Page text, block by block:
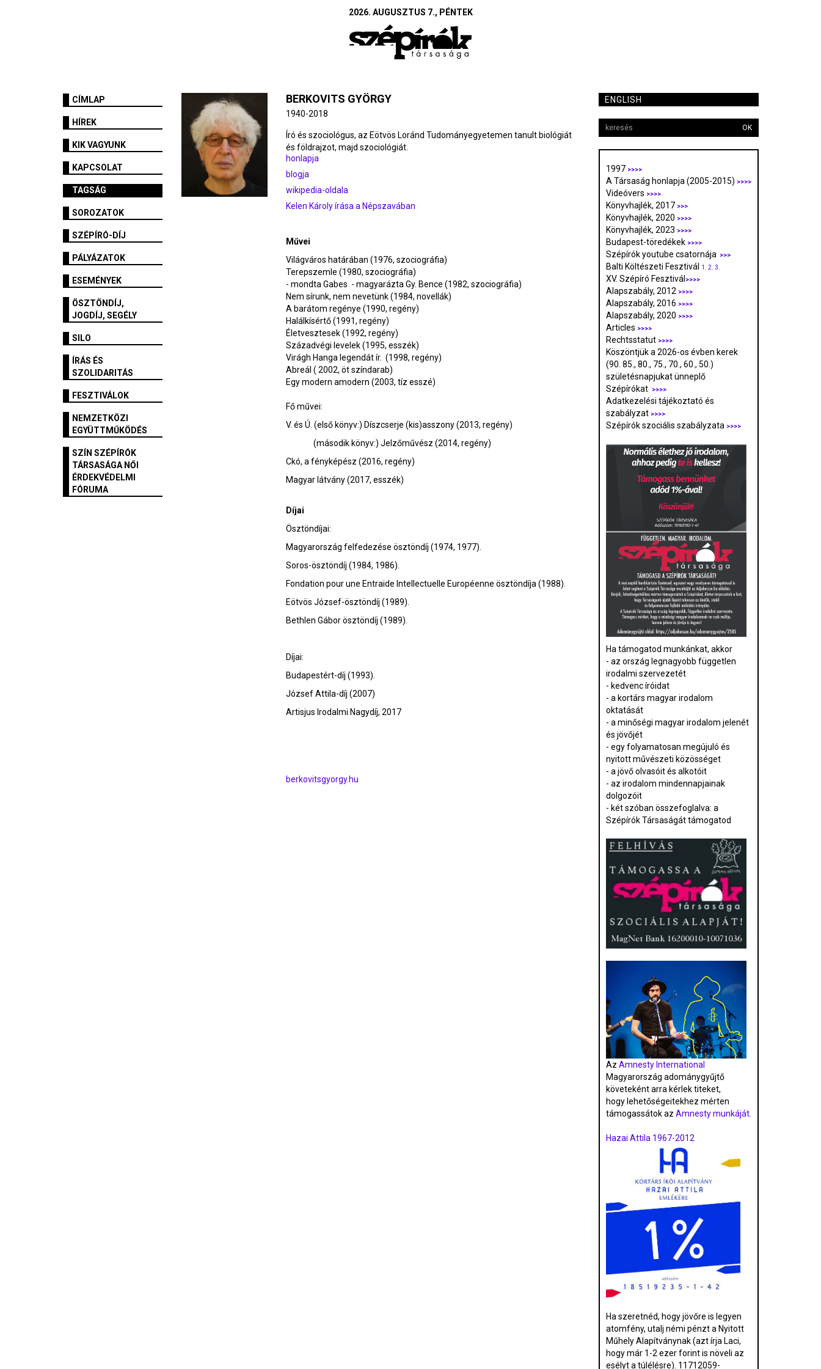
2026. AUGUSZTUS 7., PÉNTEK
CÍMLAP
HÍREK
KIK VAGYUNK
KAPCSOLAT
TAGSÁG
SOROZATOK
SZÉPÍRÓ-DÍJ
PÁLYÁZATOK
ESEMÉNYEK
ÖSZTÖNDÍJ,
JOGDÍJ, SEGÉLY
SILO
ÍRÁS ÉS
SZOLIDARITÁS
FESZTIVÁLOK
NEMZETKÖZI
EGYÜTTMŰKÖDÉS
SZÍN SZÉPÍRÓK
TÁRSASÁGA NŐI
ÉRDEKVÉDELMI
FÓRUMA
BERKOVITS GYÖRGY
1940-2018
Író és szociológus, az Eötvös Loránd Tudományegyetemen tanult biológiát
és földrajzot, majd szociológiát.
honlapja
blogja
wikipedia-oldala
Kelen Károly írása a Népszavában
Művei
Világváros határában (1976, szociográfia)
Terepszemle (1980, szociográfia)
- mondta Gabes - magyarázta Gy. Bence (1982, szociográfia)
Nem sírunk, nem nevetünk (1984, novellák)
A barátom regénye (1990, regény)
Halálkísértő (1991, regény)
Életvesztesek (1992, regény)
Századvégi levelek (1995, esszék)
Virágh Hanga legendát ír. (1998, regény)
Abreál ( 2002, öt színdarab)
Egy modern amodern (2003, tíz esszé)
Fő művei:
V. és Ú. (első könyv:) Díszcserje (kis)asszony (2013, regény)
(második könyv:) Jelzőművész (2014, regény)
Ckó, a fényképész (2016, regény)
Magyar látvány (2017, esszék)
Díjai
Ösztöndíjai:
Magyarország felfedezése ösztöndíj (1974, 1977).
Soros-ösztöndíj (1984, 1986).
Fondation pour une Entraide Intellectuelle Européenne ösztöndíja (1988).
Eötvös József-ösztöndíj (1989).
Bethlen Gábor ösztöndíj (1989).
Díjai:
Budapestért-díj (1993).
József Attila-díj (2007)
Artisjus Irodalmi Nagydíj, 2017
berkovitsgyorgy.hu
ENGLISH
OK
1997 >>>>
A Társaság honlapja (2005-2015) >>>>
Videóvers >>>>
Könyvhajlék, 2017 >>>
Könyvhajlék, 2020 >>>>
Könyvhajlék, 2023 >>>>
Budapest-töredékek >>>>
Szépírók youtube csatornája >>>
Balti Költészeti Fesztivál 1. 2. 3.
XV. Szépíró Fesztivál >>>>
Alapszabály, 2012 >>>>
Alapszabály, 2016 >>>>
Alapszabály, 2020 >>>>
Articles >>>>
Rechtsstatut >>>>
Köszöntjük a 2026-os évben kerek
(90. 85., 80., 75., 70., 60., 50.)
születésnapjukat ünneplő
Szépírókat
>>>>
Adatkezelési tájékoztató és
szabályzat >>>>
Szépírók szociális szabályzata >>>>
Ha támogatod munkánkat, akkor
- az ország legnagyobb független
irodalmi szervezetét
- kedvenc íróidat
- a kortárs magyar irodalom
oktatását
- a minőségi magyar irodalom jelenét
és jövőjét
- egy folyamatosan megújuló és
nyitott művészeti közösséget
- a jövő olvasóit és alkotóit
- az irodalom mindennapjainak
dolgozóit
- két szóban összefoglalva: a
Szépírók Társaságát támogatod
Az Amnesty International
Magyarország adománygyűjtő
követeként arra kérlek titeket,
hogy lehetőségeitekhez mérten
támogassátok az Amnesty munkáját.
Hazai Attila 1967-2012
Ha szeretnéd, hogy jövőre is legyen
atomfény, utalj némi pénzt a Nyitott
Műhely Alapítványnak (azt írja Laci,
hogy már 1-2 ezer forint is növeli az
esélyt a túlélésre). 11712059-